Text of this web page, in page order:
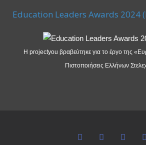
Education Leaders Awards 2024
Η projectyou βραβεύτηκε για το έργο της
Πιστοποιήσεις Ελλήνων